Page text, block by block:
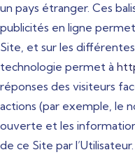
un pays étranger. Ces
publicités en ligne
Site, et sur les
technologie permet à
réponses des visiteurs
actions (par exemple, le
ouverte et les
de ce Site par